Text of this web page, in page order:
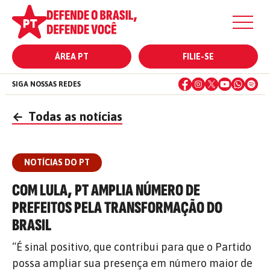
ÁREA PT FILIE-SE
SIGA NOSSAS REDES
← Todas as notícias
NOTÍCIAS DO PT
COM LULA, PT AMPLIA NÚMERO DE
PREFEITOS PELA TRANSFORMAÇÃO DO
BRASIL
“É sinal positivo, que contribui para que o Partido
possa ampliar sua presença em número maior de